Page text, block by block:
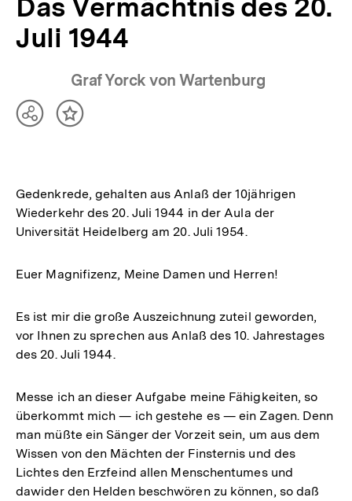
Das Vermächtnis des 20.
Juli 1944
Graf Yorck von Wartenburg
TeilenInhalt
Gedenkrede, gehalten aus Anlaß der 10jährigen
Wiederkehr des 20. Juli 1944 in der Aula der
Universität Heidelberg am 20. Juli 1954.
Euer Magnifizenz, Meine Damen und Herren!
Es ist mir die große Auszeichnung zuteil geworden,
vor Ihnen zu sprechen aus Anlaß des 10. Jahrestages
des 20. Juli 1944.
Messe ich an dieser Aufgabe meine Fähigkeiten, so
überkommt mich — ich gestehe es — ein Zagen. Denn
man müßte ein Sänger der Vorzeit sein, um aus dem
Wissen von den Mächten der Finsternis und des
Lichtes den Erzfeind allen Menschentumes und
dawider den Helden beschwören zu können, so daß